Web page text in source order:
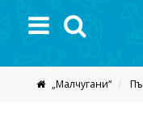
„Малчугани“